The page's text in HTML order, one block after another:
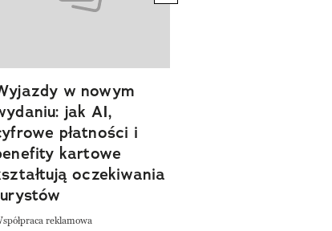
w nowym
jak AI,
płatności i
kartowe
oczekiwania
reklamowa